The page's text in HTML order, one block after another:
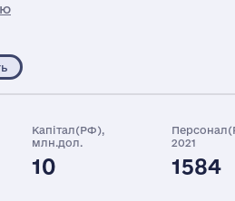
Капітал(РФ),
млн.дол.
10
2021
1584